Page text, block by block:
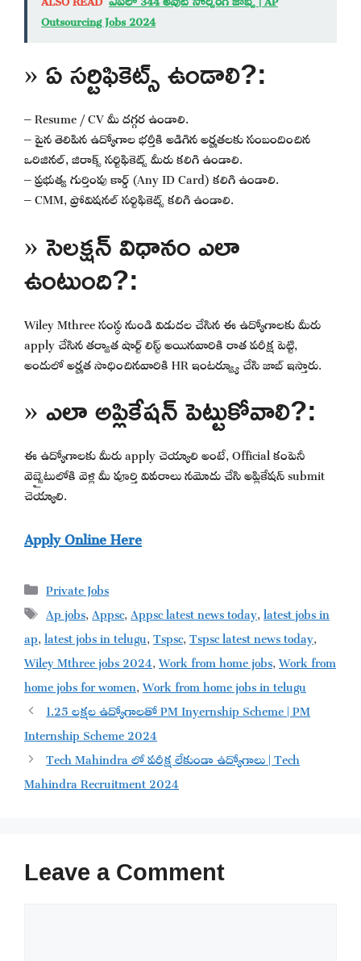
Outsourcing Jobs 2024
» ఏ సర్టిఫికెట్స్ ఉండాలి?:
– Resume / CV మీ దగ్గర ఉండాలి.
– పైన తెలిపిన ఉద్యోగాల భర్తీకి అడిగిన అర్హతలకు సంబందించిన
ఒరిజినల్, జిరాక్స్ సర్టిఫికెట్స్ మీరు కలిగి ఉండాలి.
– ప్రభుత్వ గుర్తింపు కార్డ్ (Any ID Card) కలిగి ఉండాలి.
– CMM, ప్రోవిషనల్ సర్టిఫికెట్స్ కలిగి ఉండాలి.
» సెలక్షన్ విధానం ఎలా
ఉంటుంది?:
Wiley Mthree సంస్థ నుండి విడుదల చేసిన ఈ ఉద్యోగాలకు మీరు
apply చేసిన తర్వాత షార్ట్ లిస్ట్ అయినవారికి రాత పరీక్ష పెట్టి,
అందులో అర్హత సాధించినవారికి HR ఇంటర్వ్యూ చేసి జాబ్ ఇస్తారు.
» ఎలా అప్లికేషన్ పెట్టుకోవాలి?:
ఈ ఉద్యోగాలకు మీరు apply చెయ్యాలి అంటే, Official కంపెనీ
వెబ్సైటులోకి వెళ్లి మీ పూర్తి వివరాలు నమోదు చేసి అప్లికేషన్ submit
చెయ్యాలి.
Apply Online Here
Categories
Private Jobs
Tags
Ap jobs,Appsc,Appsc latest news today,latest jobs in
ap,latest jobs in telugu,Tspsc,Tspsc latest news today,
Wiley Mthree jobs 2024,Work from home jobs,Work from
home jobs for women,Work from home jobs in telugu
1.25 లక్షల ఉద్యోగాలతో PM Inyernship Scheme | PM
Internship Scheme 2024
Tech Mahindra లో పరీక్ష లేకుండా ఉద్యోగాలు | Tech
Mahindra Recruitment 2024
Leave a Comment